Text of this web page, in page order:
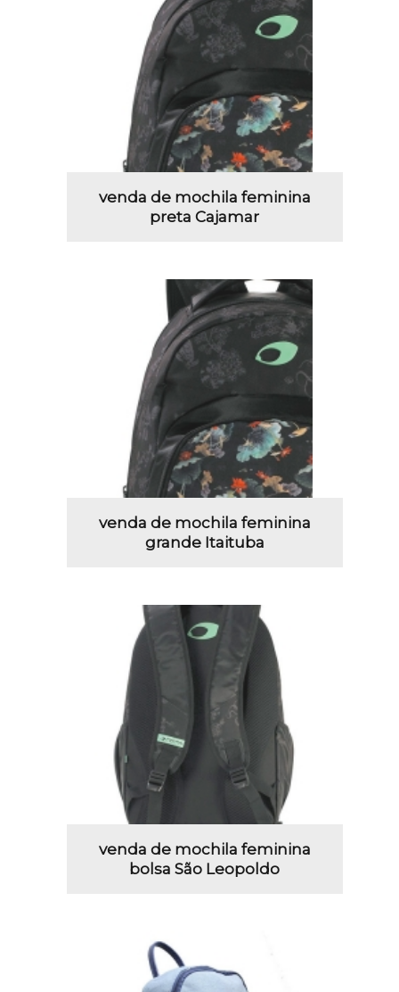
venda de mochila feminina
preta Cajamar
venda de mochila feminina
grande Itaituba
venda de mochila feminina
bolsa São Leopoldo